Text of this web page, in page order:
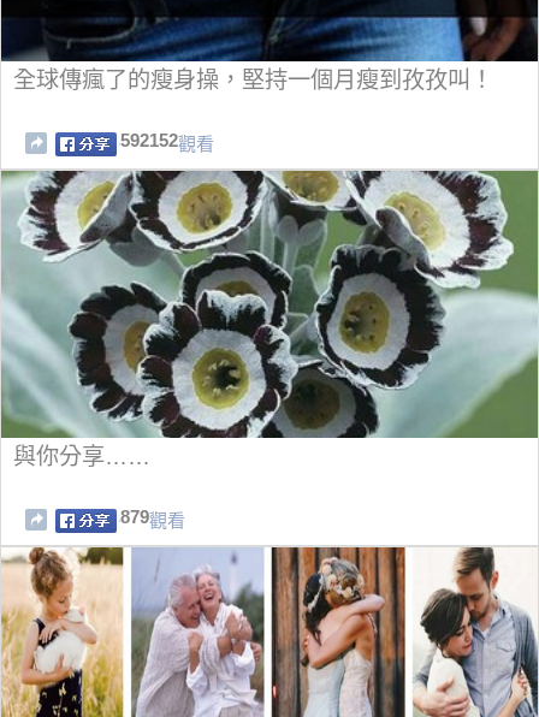
全球傳瘋了的瘦身操，堅持一個月瘦到孜孜叫！
592152觀看
與你分享……
879觀看